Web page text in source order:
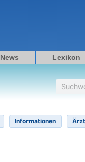
News Lexikon
Suche
Informationen